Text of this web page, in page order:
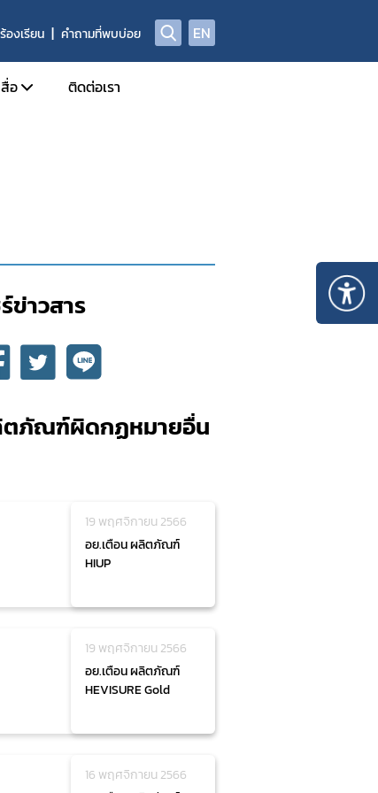
ร้องเรียน คำถามที่พบบ่อย EN
วัน
อ ติดต่อเรา
ข่าวสาร​
ภัณฑ์ผิดกฏหมายอื่น
19 พฤศจิกายน 2566
อย.เตือน ผลิตภัณฑ์
HIUP
19 พฤศจิกายน 2566
อย.เตือน ผลิตภัณฑ์
HEVISURE Gold
16 พฤศจิกายน 2566